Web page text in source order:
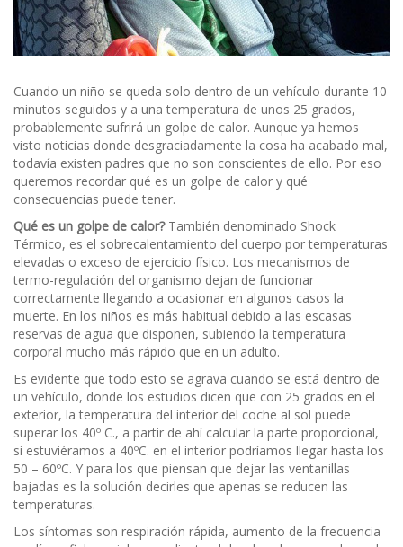
Cuando un niño se queda solo dentro de un vehículo durante 10
minutos seguidos y a una temperatura de unos 25 grados,
probablemente sufrirá un golpe de calor. Aunque ya hemos
visto noticias donde desgraciadamente la cosa ha acabado mal,
todavía existen padres que no son conscientes de ello. Por eso
queremos recordar qué es un golpe de calor y qué
consecuencias puede tener.
Qué es un golpe de calor? También denominado Shock
Térmico, es el sobrecalentamiento del cuerpo por temperaturas
elevadas o exceso de ejercicio físico. Los mecanismos de
termo-regulación del organismo dejan de funcionar
correctamente llegando a ocasionar en algunos casos la
muerte. En los niños es más habitual debido a las escasas
reservas de agua que disponen, subiendo la temperatura
corporal mucho más rápido que en un adulto.
Es evidente que todo esto se agrava cuando se está dentro de
un vehículo, donde los estudios dicen que con 25 grados en el
exterior, la temperatura del interior del coche al sol puede
superar los 40º C., a partir de ahí calcular la parte proporcional,
si estuviéramos a 40ºC. en el interior podríamos llegar hasta los
50 – 60ºC. Y para los que piensan que dejar las ventanillas
bajadas es la solución decirles que apenas se reducen las
temperaturas.
Los síntomas son respiración rápida, aumento de la frecuencia